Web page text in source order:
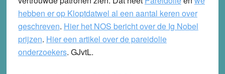
hebben er op Kloptdatwel al een aantal keren over
geschreven. Hier het NOS bericht over de Ig Nobel
prijzen. Hier een artikel over de pareidolie
onderzoekers. GJvtL.